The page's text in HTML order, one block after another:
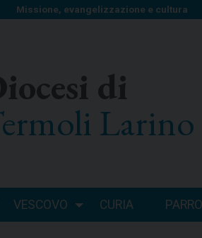
Missione, evangelizzazione e cultura
di
Larino
VESCOVO CURIA